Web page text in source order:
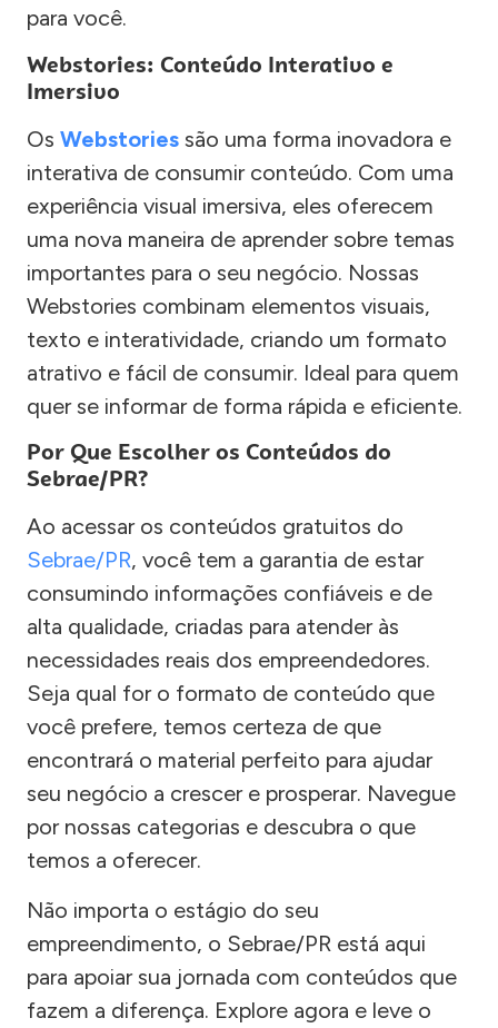
para você.
Webstories: Conteúdo Interativo e
Imersivo
Os Webstories são uma forma inovadora e
interativa de consumir conteúdo. Com uma
experiência visual imersiva, eles oferecem
uma nova maneira de aprender sobre temas
importantes para o seu negócio. Nossas
Webstories combinam elementos visuais,
texto e interatividade, criando um formato
atrativo e fácil de consumir. Ideal para quem
quer se informar de forma rápida e eficiente.
Por Que Escolher os Conteúdos do
Sebrae/PR?
Ao acessar os conteúdos gratuitos do
Sebrae/PR, você tem a garantia de estar
consumindo informações confiáveis e de
alta qualidade, criadas para atender às
necessidades reais dos empreendedores.
Seja qual for o formato de conteúdo que
você prefere, temos certeza de que
encontrará o material perfeito para ajudar
seu negócio a crescer e prosperar. Navegue
por nossas categorias e descubra o que
temos a oferecer.
Não importa o estágio do seu
empreendimento, o Sebrae/PR está aqui
para apoiar sua jornada com conteúdos que
fazem a diferença. Explore agora e leve o